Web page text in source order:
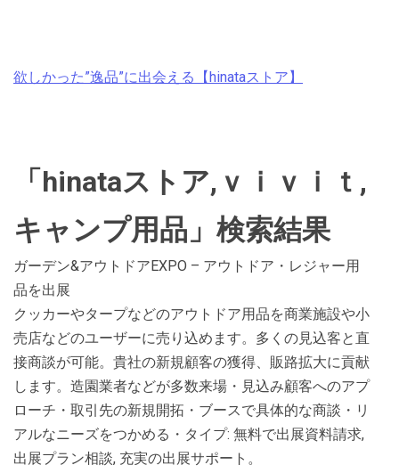
欲しかった”逸品”に出会える【hinataストア】
「hinataストア,ｖｉｖｉｔ,
キャンプ用品」検索結果
ガーデン&アウトドアEXPO – アウトドア・レジャー用
品を出展
クッカーやタープなどのアウトドア用品を商業施設や小
売店などのユーザーに売り込めます。多くの見込客と直
接商談が可能。貴社の新規顧客の獲得、販路拡大に貢献
します。造園業者などが多数来場・見込み顧客へのアプ
ローチ・取引先の新規開拓・ブースで具体的な商談・リ
アルなニーズをつかめる・タイプ: 無料で出展資料請求,
出展プラン相談, 充実の出展サポート。